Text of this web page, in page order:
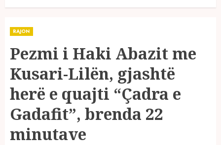
RAJON
Pezmi i Haki Abazit me
Kusari-Lilën, gjashtë
herë e quajti “Çadra e
Gadafit”, brenda 22
minutave